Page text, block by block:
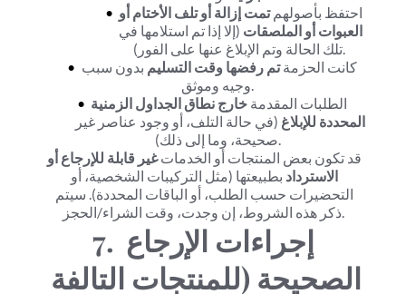
احتفظ بأصولهم
العبوات أو الملصقات
تلك الحالة وتم الإبلاغ عنها على الفور).
كانت الحزمة تم رفضها وقت التسليم
وجيه وموثق.
الطلبات المقدمة
المحددة للإبلاغ
صحيحة، وما إلى ذلك).
قد تكون بعض المنتجات أو الخدمات
الاسترداد
ذكر هذه الشروط، إن وجدت، وقت الشراء/الحجز.
7. إجراءات الإرجاع